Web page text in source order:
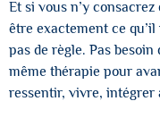
Et si vous n’y
être exactement ce
pas de règle. Pas besoin
même thérapie pour
ressentir, vivre, intégrer